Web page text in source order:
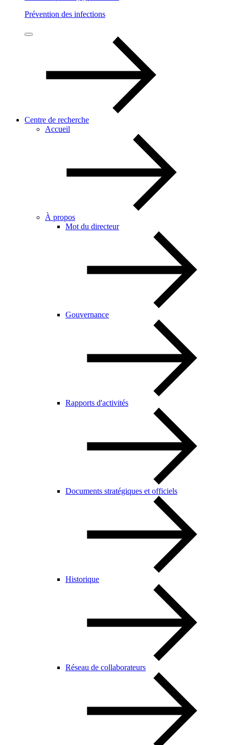
Prévention des infections
Centre de recherche
Accueil
À propos
Mot du directeur
Gouvernance
Rapports d'activités
Documents stratégiques et officiels
Historique
Réseau de collaborateurs